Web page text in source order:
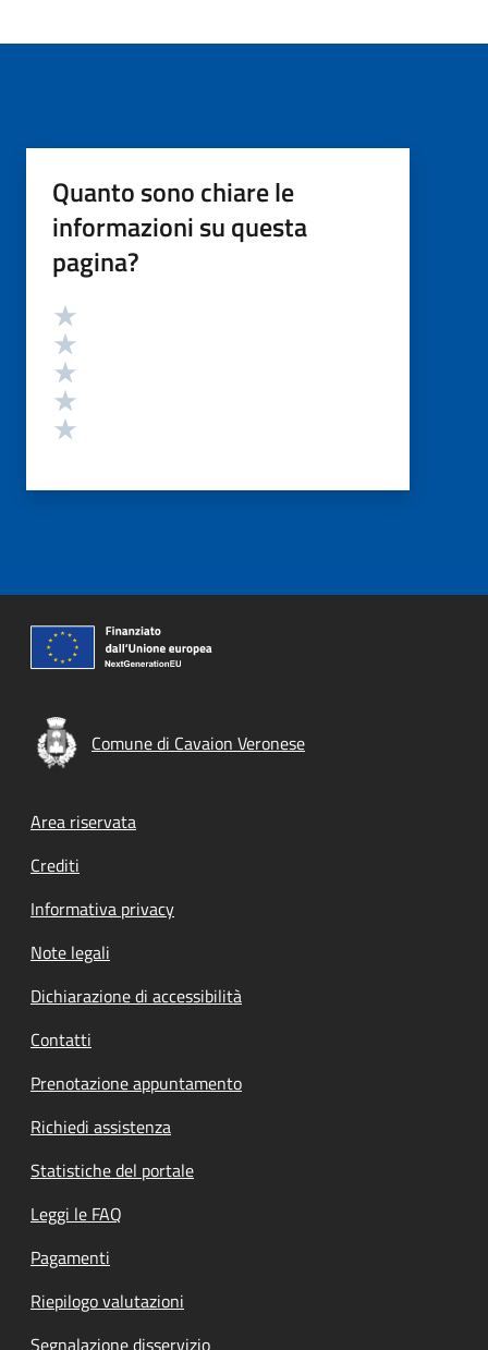
Quanto sono chiare le
informazioni su questa
pagina?
Valutazione
Comune di Cavaion Veronese
Footer menu
Area riservata
Crediti
Informativa privacy
Note legali
Dichiarazione di accessibilità
Contatti
Prenotazione appuntamento
Richiedi assistenza
Statistiche del portale
Leggi le FAQ
Pagamenti
Riepilogo valutazioni
Segnalazione disservizio